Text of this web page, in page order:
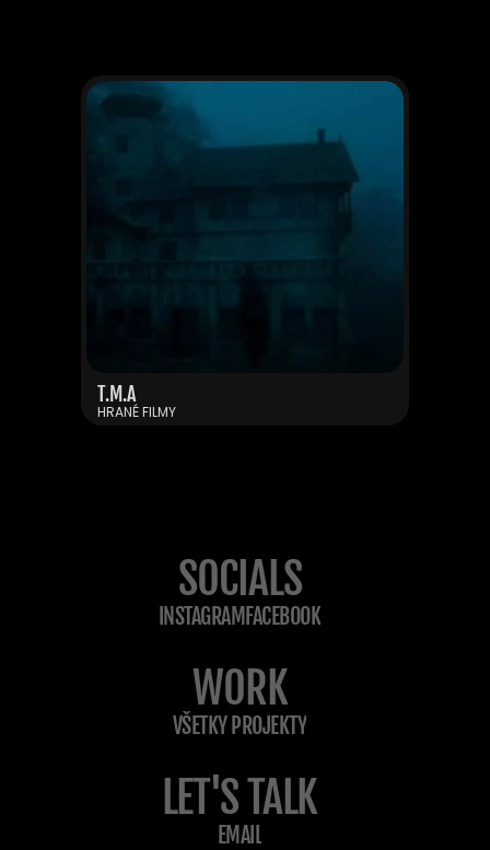
ĎALŠIE PROJEKTY
FAIR PLAY
HRANÉ FILMY
T.M.A
HRANÉ FILMY
SOCIALS
INSTAGRAM FACEBOOK
WORK
VŠETKY PROJEKTY
LET'S TALK
EMAIL